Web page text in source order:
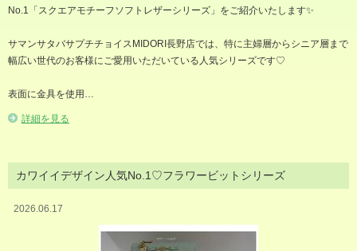
No.1「スクエアモチーフソフトレザーシリーズ」をご紹介いたします✨
サマンサタバサプチチョイスMIDORI長野店では、特に主婦層からシニア層まで
幅広い世代のお客様にご愛用いただいている人気シリーズです♡
表面に金具を使用…
詳細を見る
カワイイデザイン人気No.1♡フラワービットシリーズ
2026.06.17